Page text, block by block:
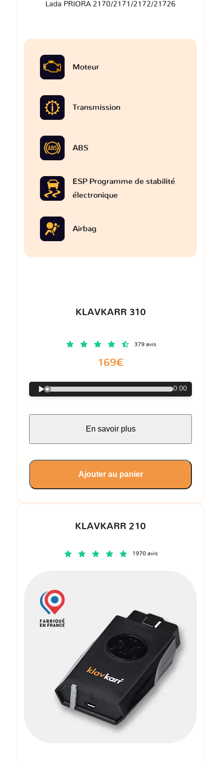
KLAVKARR 210
1970 avis
Lada PRIORA 2170/2171/2172/21726
Moteur
Transmission
ABS
ESP Programme de stabilité
électronique
Airbag
KLAVKARR 310
379 avis
169€
0:00
En savoir plus
Ajouter au panier